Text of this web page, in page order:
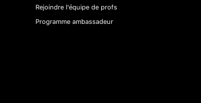
Rejoindre l'équipe de profs
Programme ambassadeur